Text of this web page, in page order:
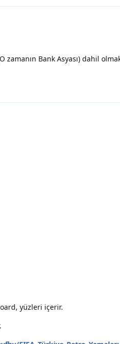
zamanın Bank Asyası) dahil
yüzleri içerir.